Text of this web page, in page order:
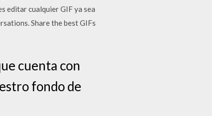
editar cualquier GIF ya sea
Share the best GIFs
cuenta con
fondo de